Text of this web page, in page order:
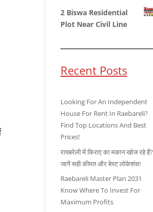
2 Biswa Residential
Plot Near Civil Line
Recent Posts
Looking For An Independent
House For Rent In Raebareli?
Find Top Locations And Best
Prices!
रायबरेली में किराए का मकान खोज रहे हैं?
जानें सही कीमत और बेस्ट लोकेशंस!
Raebareli Master Plan 2031
Know Where To Invest For
Maximum Profits